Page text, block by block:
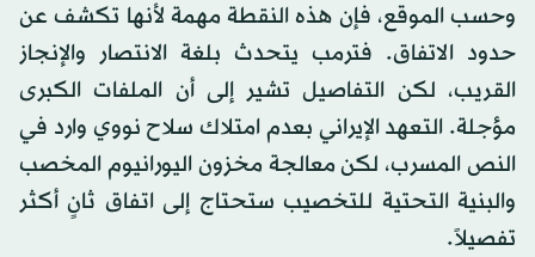
وحسب الموقع، فإن هذه النقطة مهمة لأنها تكشف عن
حدود الاتفاق. فترمب يتحدث بلغة الانتصار والإنجاز
القريب، لكن التفاصيل تشير إلى أن الملفات الكبرى
مؤجلة. التعهد الإيراني بعدم امتلاك سلاح نووي وارد في
النص المسرب، لكن معالجة مخزون اليورانيوم المخصب
والبنية التحتية للتخصيب ستحتاج إلى اتفاق ثانٍ أكثر
تفصيلاً.